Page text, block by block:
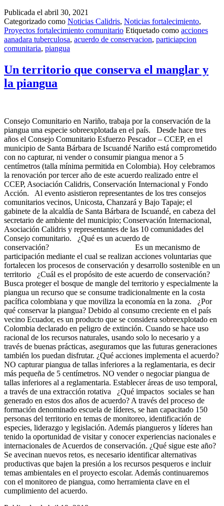
Publicada el abril 30, 2021
Categorizado como Noticias Calidris, Noticias fortalecimiento,
Proyectos fortalecimiento comunitario Etiquetado como acciones
aanadara tuberculosa, acuerdo de conservacion, particiapcion
comunitaria, piangua
Un territorio que conserva el manglar y
la piangua
Consejo Comunitario en Nariño, trabaja por la conservación de la
piangua una especie sobreexplotada en el país. Desde hace tres
años el Consejo Comunitario Esfuerzo Pescador – CCEP, en el
municipio de Santa Bárbara de Iscuandé Nariño está comprometido
con no capturar, ni vender o consumir piangua menor a 5
centímetros (talla mínima permitida en Colombia). Hoy celebramos
la renovación por tercer año de este acuerdo realizado entre el
CCEP, Asociación Calidris, Conservación Internacional y Fondo
Acción. Al evento asistieron representantes de los tres consejos
comunitarios vecinos, Unicosta, Chanzará y Bajo Tapaje; el
gabinete de la alcaldía de Santa Bárbara de Iscuandé, en cabeza del
secretario de ambiente del municipio; Conservación Internacional,
Asociación Calidris y representantes de las 10 comunidades del
Consejo comunitario. ¿Qué es un acuerdo de
conservación? Es un mecanismo de
participación mediante el cual se realizan acciones voluntarias que
fortalecen los procesos de conservación y desarrollo sostenible en un
territorio ¿Cuál es el propósito de este acuerdo de conservación?
Busca proteger el bosque de mangle del territorio y especialmente la
piangua un recurso que se consume tradicionalmente en la costa
pacífica colombiana y que moviliza la economía en la zona. ¿Por
qué conservar la piangua? Debido al consumo creciente en el país
vecino Ecuador, es un producto que se considera sobreexplotado en
Colombia declarado en peligro de extinción. Cuando se hace uso
racional de los recursos naturales, usando solo lo necesario y a
través de buenas prácticas, aseguramos que las futuras generaciones
también los puedan disfrutar. ¿Qué acciones implementa el acuerdo?
NO capturar piangua de tallas inferiores a la reglamentaria, es decir
más pequeña de 5 centímetros. NO vender o negociar piangua de
tallas inferiores al a reglamentaria. Establecer áreas de uso temporal,
a través de una extracción rotativa ¿Qué impactos sociales se han
generado en estos dos años de acuerdo? A través del proceso de
formación denominado escuela de líderes, se han capacitado 150
personas del territorio en temas de monitoreo, identificación de
especies, liderazgo y legislación. Además piangueros y líderes han
tenido la oportunidad de visitar y conocer experiencias nacionales e
internacionales de Acuerdos de conservación. ¿Qué sigue este año?
Se avecinan nuevos retos, es necesario identificar alternativas
productivas que bajen la presión a los recursos pesqueros e incluir
temas ambientales en el proyecto escolar. Además continuaremos
con el monitoreo de piangua, como herramienta clave en el
cumplimiento del acuerdo.